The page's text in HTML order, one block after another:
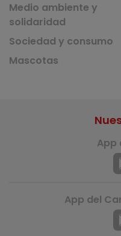
Medio ambiente y
solidaridad
Sociedad y consumo
Mascotas
App
App del